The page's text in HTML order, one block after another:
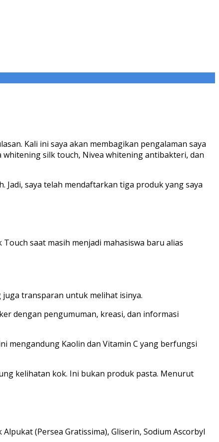
Kali ini saya akan membagikan pengalaman saya
silk touch, Nivea whitening antibakteri, dan
saya telah mendaftarkan tiga produk yang saya
saat masih menjadi mahasiswa baru alias
transparan untuk melihat isinya.
dengan pengumuman, kreasi, dan informasi
mengandung Kaolin dan Vitamin C yang berfungsi
kelihatan kok. Ini bukan produk pasta. Menurut
(Persea Gratissima), Gliserin, Sodium Ascorbyl